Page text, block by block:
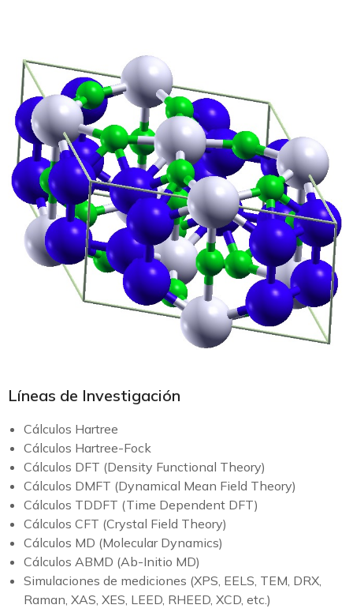
Líneas de Investigación
Cálculos Hartree
Cálculos Hartree-Fock
Cálculos DFT (Density Functional Theory)
Cálculos DMFT (Dynamical Mean Field Theory)
Cálculos TDDFT (Time Dependent DFT)
Cálculos CFT (Crystal Field Theory)
Cálculos MD (Molecular Dynamics)
Cálculos ABMD (Ab-Initio MD)
Simulaciones de mediciones (XPS, EELS, TEM, DRX,
Raman, XAS, XES, LEED, RHEED, XCD, etc.)